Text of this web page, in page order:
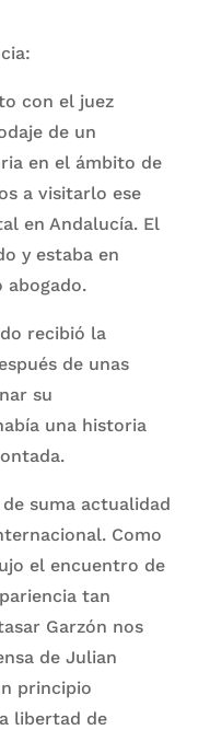
con el juez
de un
en el ámbito de
a visitarlo ese
en Andalucía. El
y estaba en
abogado.
recibió la
de unas
su
una historia
suma actualidad
Como
el encuentro de
tan
Garzón nos
de Julian
principio
libertad de